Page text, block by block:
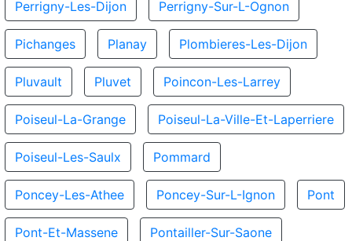
Perrigny-Les-Dijon Perrigny-Sur-L-Ognon
Pichanges Planay Plombieres-Les-Dijon
Pluvault Pluvet Poincon-Les-Larrey
Poiseul-La-Grange Poiseul-La-Ville-Et-Laperriere
Poiseul-Les-Saulx Pommard
Poncey-Les-Athee Poncey-Sur-L-Ignon Pont
Pont-Et-Massene Pontailler-Sur-Saone